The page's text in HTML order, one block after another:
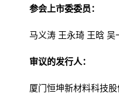
参会上市委委员：
马义涛 王永琦 王晗 吴
审议的发行人：
厦门恒坤新材料科技股